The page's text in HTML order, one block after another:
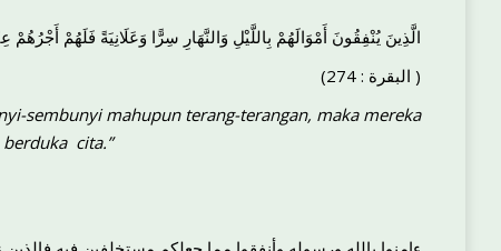
الَّذِينَ يُنْفِقُونَ أَمْوَالَهُمْ بِاللَّيْلِ وَالنَّهَارِ سِرًّا وَعَلَانِيَةً فَلَهُمْ
(البقرة : 274 )
sembunyi mahupun terang-terangan, maka mereka
takut dan tiada pula berduka cita.”